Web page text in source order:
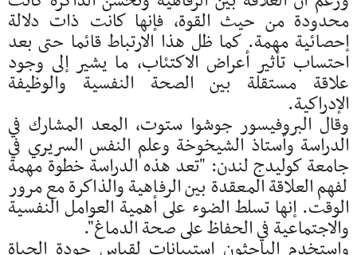
محدودة من حيث القوة، فإنها كانت ذات دلالة
إحصائية مهمة. كما ظل هذا الارتباط قائما حتى بعد
احتساب تأثير أعراض الاكتئاب، ما يشير إلى وجود
علاقة مستقلة بين الصحة النفسية والوظيفة
الإدراكية.
وقال البروفيسور جوشوا ستوت، المعد المشارك في
الدراسة وأستاذ الشيخوخة وعلم النفس السريري في
جامعة كوليدج لندن: "تعد هذه الدراسة خطوة مهمة
لفهم العلاقة المعقدة بين الرفاهية والذاكرة مع مرور
الوقت. إنها تسلط الضوء على أهمية العوامل النفسية
والاجتماعية في الحفاظ على صحة الدماغ".